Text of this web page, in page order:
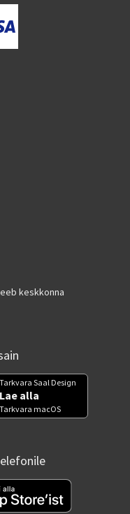
keskkonna
Tarkvara Saal Design
Lae alla
Tarkvara macOS